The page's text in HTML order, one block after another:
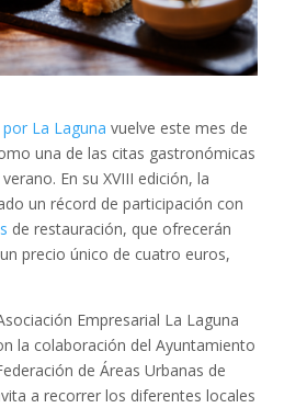
La Laguna vuelve este mes de
una de las citas gastronómicas
En su XVIII edición, la
un récord de participación con
de restauración, que ofrecerán
precio único de cuatro euros,
Empresarial La Laguna
la colaboración del Ayuntamiento
de Áreas Urbanas de
a recorrer los diferentes locales